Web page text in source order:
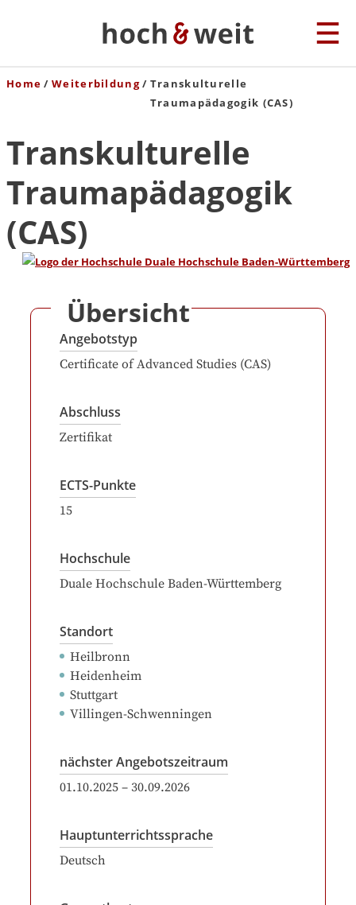
Home Weiterbildung
Transkulturelle
Traumapädagogik (CAS)
Transkulturelle
Traumapädagogik
(CAS)
Übersicht
Angebotstyp
Certificate of Advanced Studies (CAS)
Abschluss
Zertifikat
ECTS-Punkte
15
Hochschule
Duale Hochschule Baden-Württemberg
Standort
Heilbronn
Heidenheim
Stuttgart
Villingen-Schwenningen
nächster Angebotszeitraum
01.10.2025 – 30.09.2026
Hauptunterrichtssprache
Deutsch